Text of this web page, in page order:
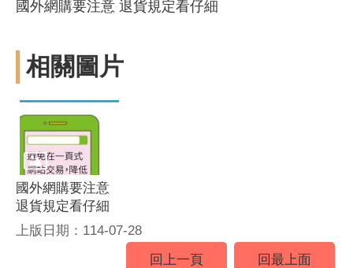
國外網購要注意 退貨規定看仔細
相關圖片
國外網購要注意
退貨規定看仔細
上版日期：114-07-28
回上一頁
回最上面